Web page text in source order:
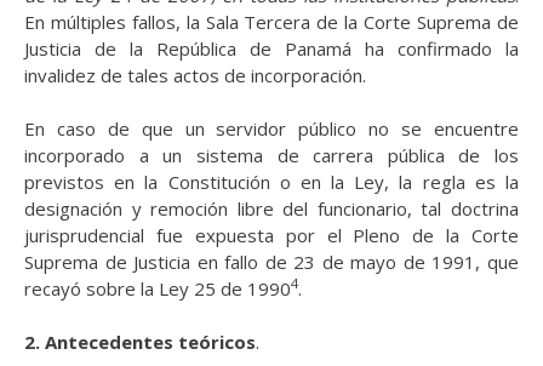
En múltiples fallos, la Sala Tercera de la Corte Suprema de
Justicia de la República de Panamá ha confirmado la
invalidez de tales actos de incorporación.
En caso de que un servidor público no se encuentre
incorporado a un sistema de carrera pública de los
previstos en la Constitución o en la Ley, la regla es la
designación y remoción libre del funcionario, tal doctrina
jurisprudencial fue expuesta por el Pleno de la Corte
Suprema de Justicia en fallo de 23 de mayo de 1991, que
recayó sobre la Ley 25 de 19904.
2. Antecedentes teóricos.